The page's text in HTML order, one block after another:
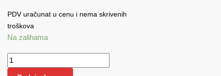
PDV uračunat u cenu i nema skrivenih
troškova
Na zalihama
Chateau Le Bon Pasteur Pomerol 0.75 količina